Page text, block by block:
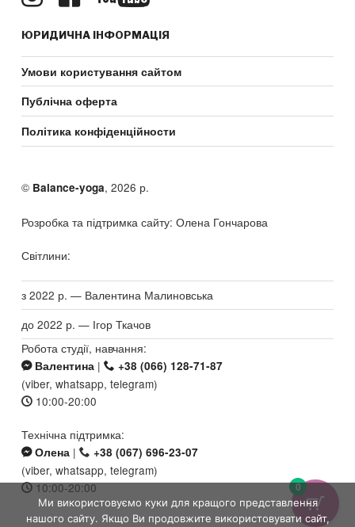
ЮРИДИЧНА ІНФОРМАЦІЯ
Умови користування сайтом
Публічна оферта
Політика конфіденційности
© Balance-yoga, 2026 р.
Розробка та підтримка сайту: Олена Гончарова
Світлини:
з 2022 р. — Валентина Малиновська
до 2022 р. — Ігор Ткачов
Робота студії, навчання:
Валентина | +38 (066) 128-71-87
(viber, whatsapp, telegram)
10:00-20:00
Технічна підтримка:
Олена | +38 (067) 696-23-07
(viber, whatsapp, telegram)
10:00-20:00
0
Ми використовуємо куки для кращого представлення
нашого сайту. Якщо Ви продовжите використовувати сайт,